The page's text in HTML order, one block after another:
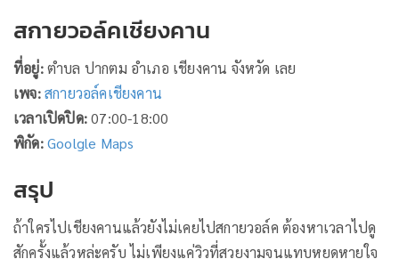
สกายวอล์คเชียงคาน
ที่อยู่:ตำบล ปากตม อำเภอ เชียงคาน จังหวัด เลย
เพจ:สกายวอล์คเชียงคาน
เวลาเปิดปิด:07:00-18:00
พิกัด:Goolgle Maps
สรุป
ถ้าใครไปเชียงคานแล้วยังไม่เคยไปสกายวอล์ค ต้องหาเวลาไปดู
สักครั้งแล้วหล่ะครับ ไม่เพียงแค่วิวที่สวยงามจนแทบหยุดหายใจ